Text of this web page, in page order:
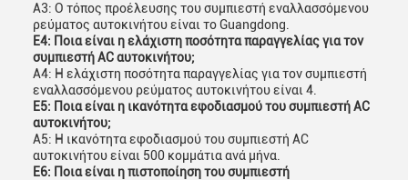
Α3: Ο τόπος προέλευσης του συμπιεστή εναλλασσόμενου
ρεύματος αυτοκινήτου είναι το Guangdong.
Ε4: Ποια είναι η ελάχιστη ποσότητα παραγγελίας για τον
συμπιεστή AC αυτοκινήτου;
Α4: Η ελάχιστη ποσότητα παραγγελίας για τον συμπιεστή
εναλλασσόμενου ρεύματος αυτοκινήτου είναι 4.
Ε5: Ποια είναι η ικανότητα εφοδιασμού του συμπιεστή AC
αυτοκινήτου;
Α5: Η ικανότητα εφοδιασμού του συμπιεστή AC
αυτοκινήτου είναι 500 κομμάτια ανά μήνα.
Ε6: Ποια είναι η πιστοποίηση του συμπιεστή